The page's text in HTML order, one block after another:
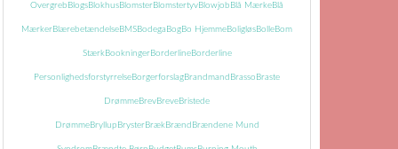
Overgreb BlogsBlokhusBlomsterBlomstertyvBlowjob Blå MærkeBlå
MærkerBlærebetændelseBMSBodega BogBo HjemmeBoligløsBolleBom
StærkBookningerBorderlineBorderline
PersonlighedsforstyrrelseBorgerforslagBrandmand Brasso Braste
DrømmeBrevBreveBristede
DrømmeBryllup BrysterBrækBrænd Brændene Mund